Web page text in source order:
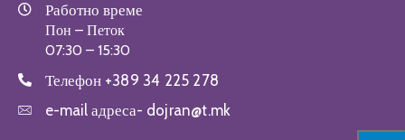
Работно време
Пон – Петок
07:30 – 15:30
Телефон +389 34 225 278
e-mail адреса- dojran@t.mk